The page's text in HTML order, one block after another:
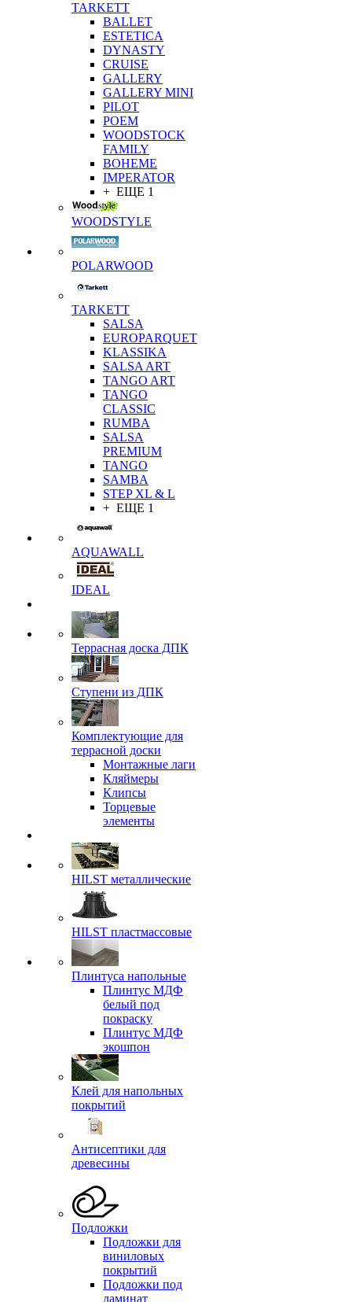
TARKETT
BALLET
ESTETICA
DYNASTY
CRUISE
GALLERY
GALLERY MINI
PILOT
POEM
WOODSTOCK
FAMILY
BOHEME
IMPERATOR
+ ЕЩЕ 1
WOODSTYLE
POLARWOOD
TARKETT
SALSA
EUROPARQUET
KLASSIKA
SALSA ART
TANGO ART
TANGO
CLASSIC
RUMBA
SALSA
PREMIUM
TANGO
SAMBA
STEP XL & L
+ ЕЩЕ 1
AQUAWALL
IDEAL
Террасная доска ДПК
Ступени из ДПК
Комплектующие для
террасной доски
Монтажные лаги
Кляймеры
Клипсы
Торцевые
элементы
HILST металлические
HILST пластмассовые
Плинтуса напольные
Плинтус МДФ
белый под
покраску
Плинтус МДФ
экошпон
Клей для напольных
покрытий
Антисептики для
древесины
Подложки
Подложки для
виниловых
покрытий
Подложки под
ламинат